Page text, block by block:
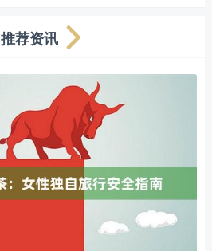
推荐资讯